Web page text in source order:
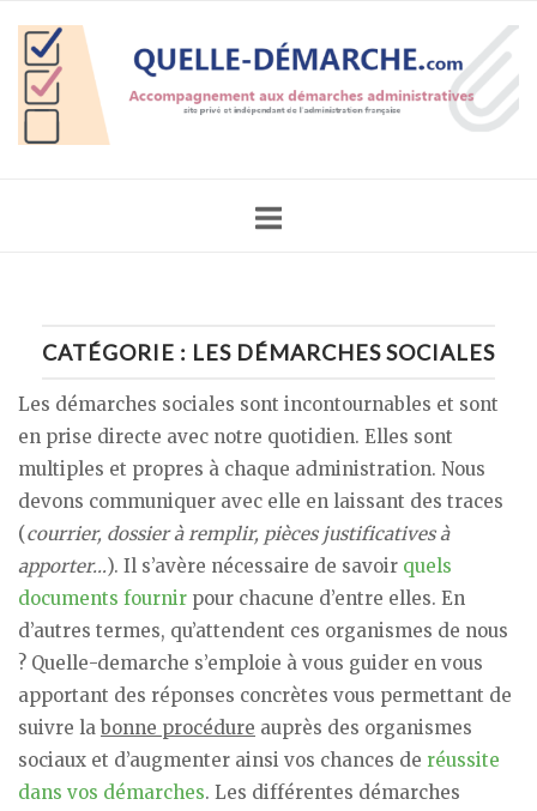
content
Home
CATÉGORIE : LES DÉMARCHES SOCIALES
Les démarches sociales sont incontournables et sont
en prise directe avec notre quotidien. Elles sont
multiples et propres à chaque administration. Nous
devons communiquer avec elle en laissant des traces
(courrier, dossier à remplir, pièces justificatives à
apporter…). Il s’avère nécessaire de savoir quels
documents fournir pour chacune d’entre elles. En
d’autres termes, qu’attendent ces organismes de nous
? Quelle-demarche s’emploie à vous guider en vous
apportant des réponses concrètes vous permettant de
suivre la bonne procédure auprès des organismes
sociaux et d’augmenter ainsi vos chances de réussite
dans vos démarches. Les différentes démarches